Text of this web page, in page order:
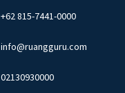
+62 815-7441-0000
info@ruangguru.com
02130930000